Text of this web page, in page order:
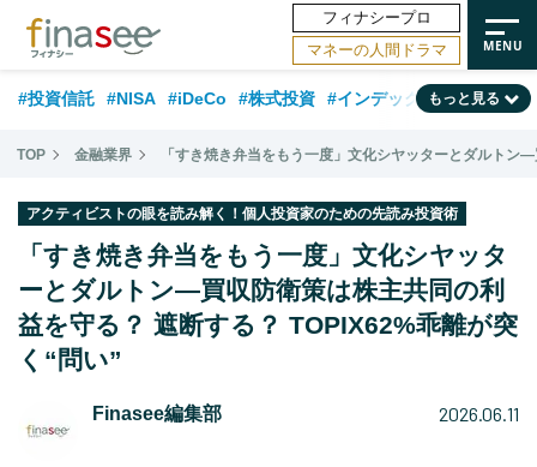
フィナシープロ
マネーの人間ドラマ
#投資信託 #NISA #iDeCo #株式投資 #インデックスファンド
#相談事例 #相続・贈与 #FP #新NISA #ランキング #トレンド
#資産運用業界 #老後 #積立投資
#フィナンシャル・ウェルビーイング #データ・調査 #国内株式型
#60代
もっと見る
TOP 金融業界 「すき焼き弁当をもう一度」文化シヤッターとダルト
アクティビストの眼を読み解く！個人投資家のための先読み投資術
「すき焼き弁当をもう一度」文化シヤッタ
ーとダルトン―買収防衛策は株主共同の利
益を守る？ 遮断する？ TOPIX62%乖離が突
く“問い”
Finasee編集部 2026.06.11